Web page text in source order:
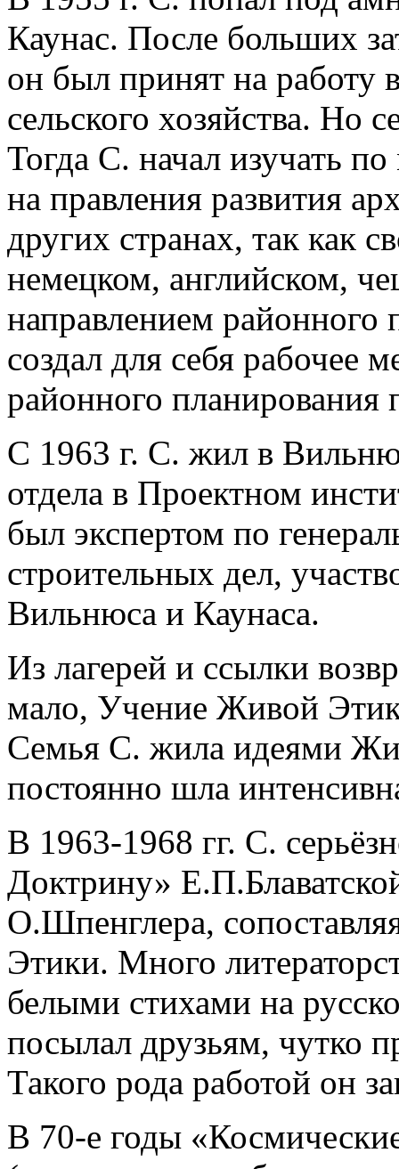
Каунас. После больших
он был принят на работу
сельского хозяйства. Но
Тогда С. начал изучать
на правления развития
других странах, так как
немецком, английском,
направлением районного
создал для себя рабочее
районного планирования
С 1963 г. С. жил в
отдела в Проектном
был экспертом по
строительных дел,
Вильнюса и Каунаса.
Из лагерей и ссылки
мало, Учение Живой
Семья С. жила идеями
постоянно шла
В 1963-1968 гг. С.
Доктрину»
О.Шпенглера,
Этики. Много
белыми стихами на
посылал друзьям, чутко
Такого рода работой он
В 70-е годы